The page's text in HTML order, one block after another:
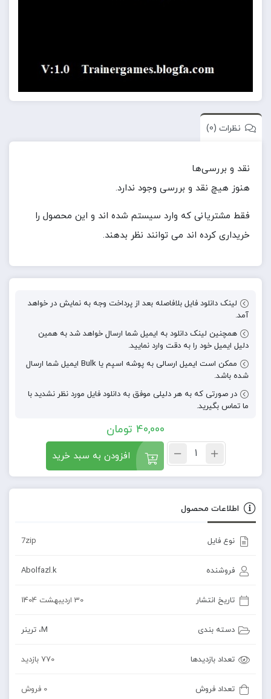
نظرات (0)
نقد و بررسی‌ها
هنوز هیچ نقد و بررسی وجود ندارد.
فقط مشتریانی که وارد سیستم شده اند و این محصول را
خریداری کرده اند می توانند نظر بدهند.
لینک دانلود فایل بلافاصله بعد از پرداخت وجه به نمایش در خواهد
آمد.
همچنین لینک دانلود به ایمیل شما ارسال خواهد شد به همین
دلیل ایمیل خود را به دقت وارد نمایید.
ممکن است ایمیل ارسالی به پوشه اسپم یا Bulk ایمیل شما ارسال
شده باشد.
در صورتی که به هر دلیلی موفق به دانلود فایل مورد نظر نشدید با
ما تماس بگیرید.
40,000 تومان
افزودن به سبد خرید
اطلاعات محصول
نوع فایل 7zip
فروشنده Abolfazl.k
تاریخ انتشار 30 اردیبهشت 1404
دسته بندی M، ترینر
تعداد بازدیدها 770 بازدید
تعداد فروش 0 فروش